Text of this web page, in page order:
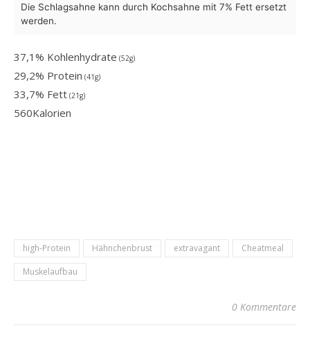
Die Schlagsahne kann durch Kochsahne mit 7% Fett ersetzt
werden.
37,1% Kohlenhydrate (52g)
29,2% Protein (41g)
33,7% Fett (21g)
560Kalorien
high-Protein Hähnchenbrust extravagant
Cheatmeal
Muskelaufbau
0 Kommentare